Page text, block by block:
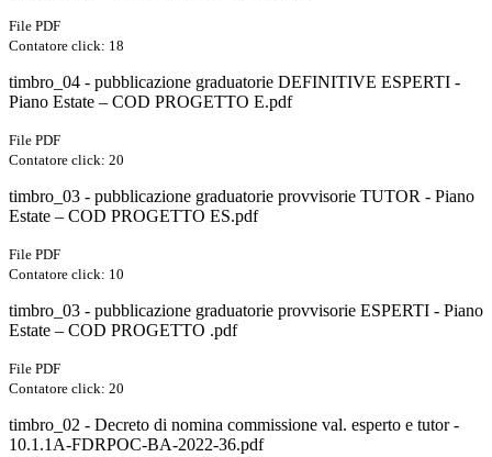
File PDF
Contatore click: 18
timbro_04 - pubblicazione graduatorie DEFINITIVE ESPERTI -
Piano Estate – COD PROGETTO E.pdf
File PDF
Contatore click: 20
timbro_03 - pubblicazione graduatorie provvisorie TUTOR - Piano
Estate – COD PROGETTO ES.pdf
File PDF
Contatore click: 10
timbro_03 - pubblicazione graduatorie provvisorie ESPERTI - Piano
Estate – COD PROGETTO .pdf
File PDF
Contatore click: 20
timbro_02 - Decreto di nomina commissione val. esperto e tutor -
10.1.1A-FDRPOC-BA-2022-36.pdf